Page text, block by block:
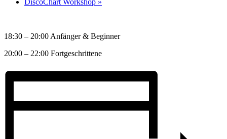
18:30 – 20:00 Anfänger & Beginner
20:00 – 22:00 Fortgeschrittene